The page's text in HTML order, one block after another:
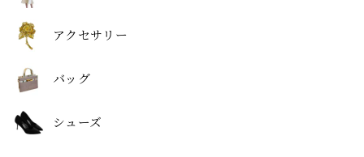
アクセサリー
バッグ
シューズ